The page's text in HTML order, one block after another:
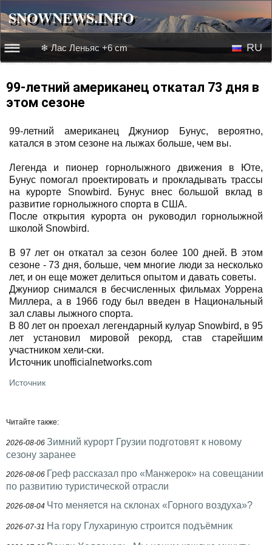
SNOWNEWS.INFO
☰☰
Веб-камеры
Лыжное видео
❄ Лас Леньяс +6 cm RU
99-летний американец откатал 73 дня в
этом сезоне
99-летний американец Джуниор Бунус, вероятно,
катался в этом сезоне на лыжах больше, чем вы.
Легенда и пионер горнолыжного движения в Юте,
Бунус помогал проектировать и прокладывать трассы
на курорте Snowbird. Бунус внес большой вклад в
развитие горнолыжного спорта в США.
После открытия курорта он руководил горнолыжной
школой Snowbird.
В 97 лет он откатал за сезон более 100 дней. В этом
сезоне - 73 дня, больше, чем многие люди за несколько
лет, и он еще может делиться опытом и давать советы.
Джуниор снимался в бесчисленных фильмах Уоррена
Миллера, а в 1966 году был введен в Национальный
зал славы лыжного спорта.
В 80 лет он проехал легендарный кулуар Snowbird, в 95
лет установил мировой рекорд, став старейшим
участником хели-ски.
Источник unofficialnetworks.com
Источник
Читайте также:
2026-08-06 Зимний курорт Грузии подготовят к новому
сезону заранее
2026-08-06 Греф рассказал про «Манжерок» на совещании
по развитию туристической отрасли
2026-08-04 Что меняется на склонах «Горного воздуха»?
2026-07-31 На гору Глухариную строится подъёмник